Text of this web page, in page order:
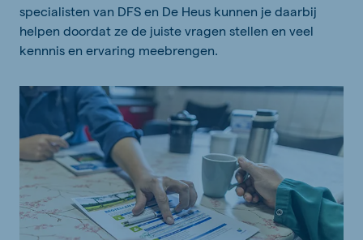
specialisten van DFS en De Heus kunnen je daarbij
helpen doordat ze de juiste vragen stellen en veel
kennnis en ervaring meebrengen.